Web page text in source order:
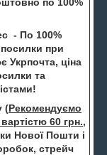
- По 100%
при
Укрпочта, ціна
та
(Рекомендуємо
60 грн.,
Нової Пошти і
стрейч